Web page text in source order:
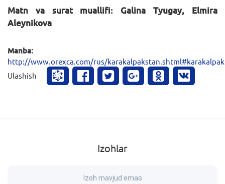
Matn va surat muallifi: Galina Tyugay, Elmira
Aleynikova
Manba:
http://www.orexca.com/rus/karakalpakstan.shtml#karakalpak
Ulashish
Izohlar
Izoh mavjud emas